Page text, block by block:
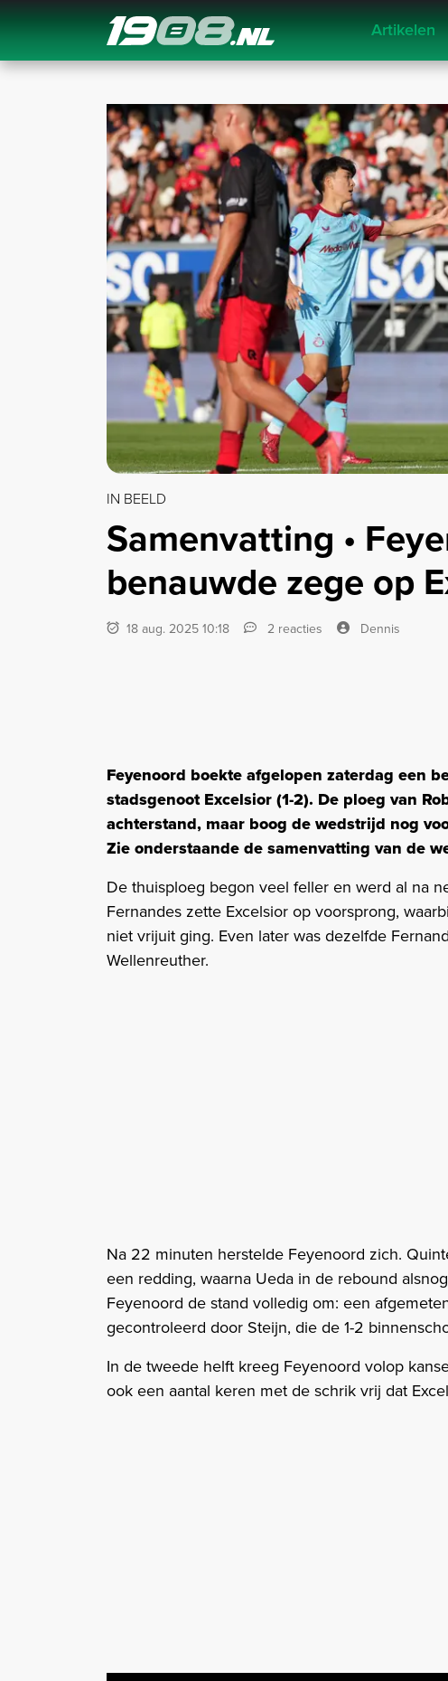
Navigation Artikelen
IN BEELD
Samenvatting •
benauwde zege op
18 aug. 2025 10:18 2 reacties Dennis
Feyenoord boekte afgelopen zaterdag een
stadsgenoot Excelsior (1-2). De ploeg van
achterstand, maar boog de wedstrijd nog
Zie onderstaande de samenvatting van de
De thuisploeg begon veel feller en werd al na
Fernandes zette Excelsior op voorsprong,
niet vrijuit ging. Even later was dezelfde
Wellenreuther.
Na 22 minuten herstelde Feyenoord zich.
een redding, waarna Ueda in de rebound
Feyenoord de stand volledig om: een
gecontroleerd door Steijn, die de 1-2
In de tweede helft kreeg Feyenoord volop
ook een aantal keren met de schrik vrij dat